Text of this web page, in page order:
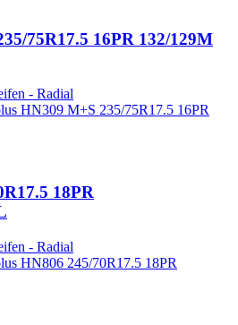
75R17.5 16PR 132/129M
- Radial
18PR
- Radial